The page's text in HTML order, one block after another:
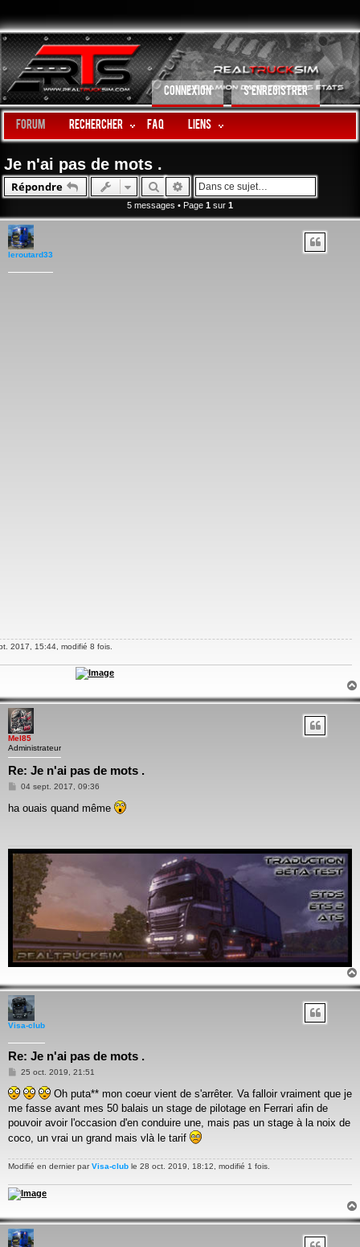
CONNEXION S’ENREGISTRER
Forum Rechercher FAQ LIENS
Je n'ai pas de mots .
Répondre RechercherRecherche avancée
5 messages • Page 1 sur 1
leroutard33
2017, 15:44, modifié 8 fois.
Mel85
Administrateur
Re: Je n'ai pas de mots .
Message
04 sept. 2017, 09:36
ha ouais quand même
Visa-club
Re: Je n'ai pas de mots .
Message
25 oct. 2019, 21:51
Oh puta** mon coeur vient de s'arrêter. Va falloir vraiment que je
me fasse avant mes 50 balais un stage de pilotage en Ferrari afin de
pouvoir avoir l'occasion d'en conduire une, mais pas un stage à la noix de
coco, un vrai un grand mais vlà le tarif
Modifié en dernier parVisa-club le 28 oct. 2019, 18:12, modifié 1 fois.